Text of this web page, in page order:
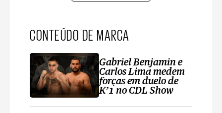
CONTEÚDO DE MARCA
Gabriel Benjamin e
Carlos Lima medem
forças em duelo de
K’1 no CDL Show